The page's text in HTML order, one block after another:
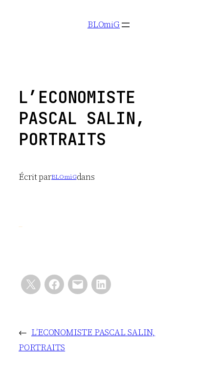
BLOmiG
L’ECONOMISTE
PASCAL SALIN,
PORTRAITS
Écrit parBLOmiGdans
← L’ECONOMISTE PASCAL SALIN,
PORTRAITS